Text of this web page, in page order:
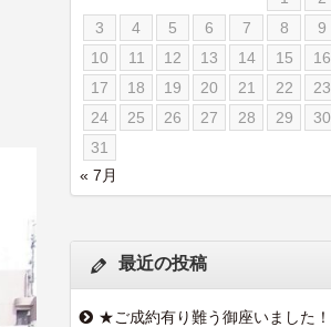
3
4 5 6 7 8
9
10
11 12 13 14 15
16
17
18 19 20 21 22
23
24
25 26 27 28 29
30
31
« 7月
最近の投稿
★ご成約有り難う御座いました！